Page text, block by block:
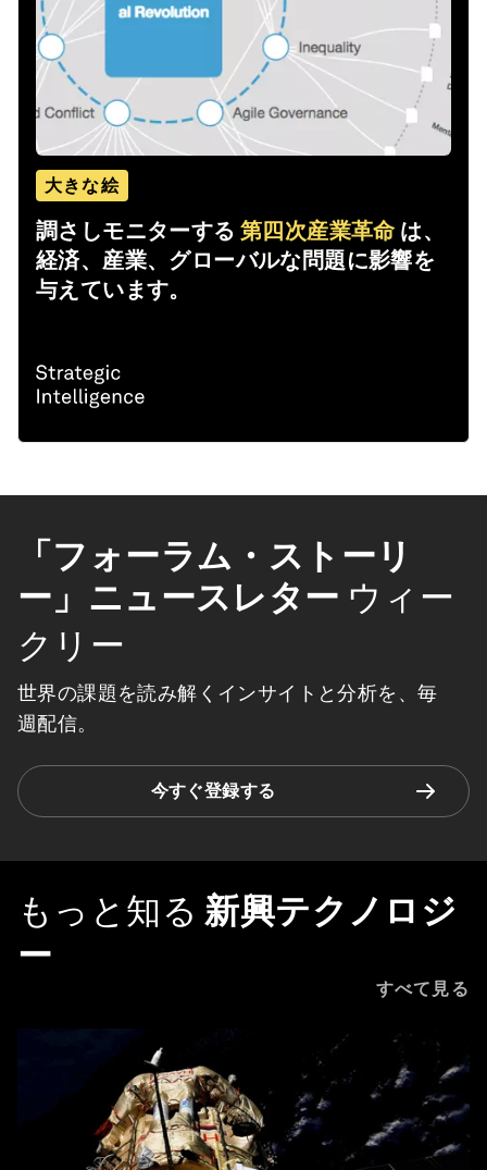
大きな絵
調さしモニターする 第四次産業革命 は、
経済、産業、グローバルな問題に影響を
与えています。
「フォーラム・ストーリ
ー」ニュースレター ウィー
クリー
世界の課題を読み解くインサイトと分析を、毎
週配信。
今すぐ登録する
もっと知る 新興テクノロジ
ー
すべて見る